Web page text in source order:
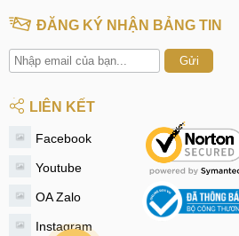
ĐĂNG KÝ NHẬN BẢNG TIN
Gửi
LIÊN KẾT
Facebook
Youtube
OA Zalo
Instagram